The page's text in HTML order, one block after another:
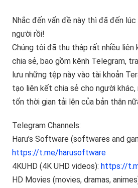
Nhắc đến vấn đề này thì đã đến
người rồi!
Chúng tôi đã thu thập rất nhiều liên
chia sẻ, bao gồm kênh Telegram,
lưu những tệp này vào tài khoản
tạo liên kết chia sẻ cho người
tốn thời gian tải lên của bản thân
Telegram Channels:
Haru’s Software (softwares and
https://t.me/harusoftware
4KUHD (4K UHD videos):https://
HD Movies (movies, dramas,